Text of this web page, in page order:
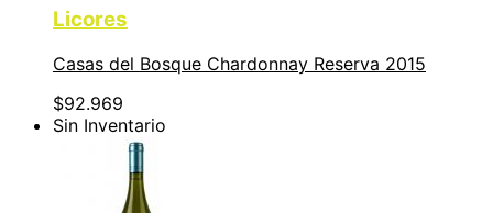
Licores
Casas del Bosque Chardonnay Reserva 2015
$92.969
Sin Inventario